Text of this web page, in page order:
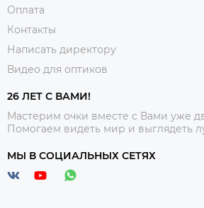
Оплата
Контакты
Написать директору
Видео для оптиков
26 ЛЕТ С ВАМИ!
Мастерим очки вместе с Вами уже
Помогаем видеть мир и выглядеть
МЫ В СОЦИАЛЬНЫХ СЕТЯХ